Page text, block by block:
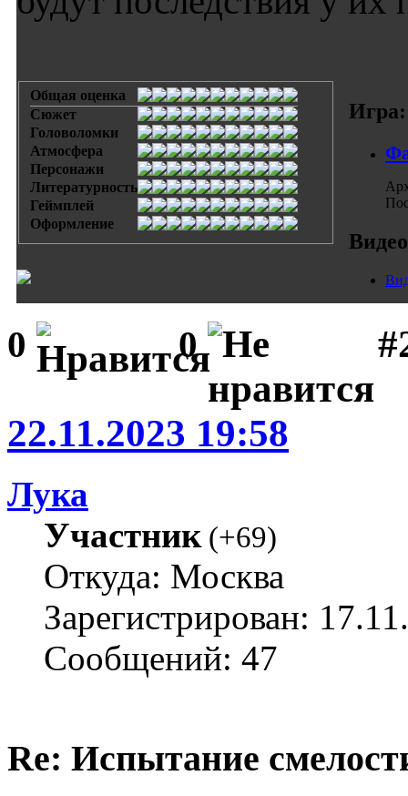
Общая оценка
Сюжет
Головоломки
Атмосфера
Персонажи
Литературность
Геймплей
Оформление
Игра:
0 0
22.11.2023 19:58
Лука
Участник(+69)
Откуда: Москва
Зарегистрирован:
Сообщений: 47
Re: Испытание